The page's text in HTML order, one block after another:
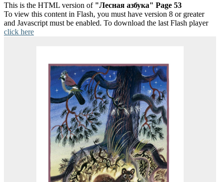
This is the HTML version of "Лесная азбука" Page 53
To view this content in Flash, you must have version 8 or greater
and Javascript must be enabled. To download the last Flash player
click here